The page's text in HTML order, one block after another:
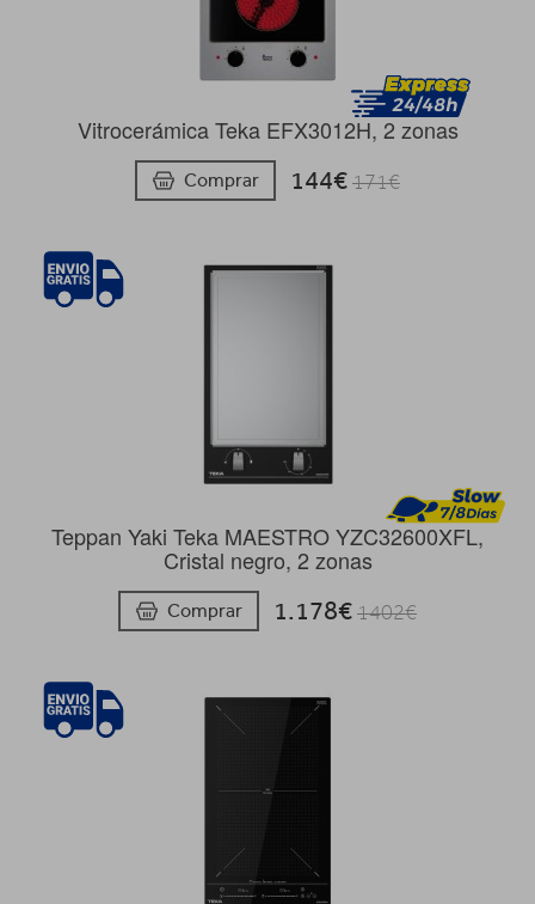
Vitrocerámica Teka EFX3012H, 2 zonas
Comprar 144€171€
Teppan Yaki Teka MAESTRO YZC32600XFL,
Cristal negro, 2 zonas
Comprar 1.178€1402€